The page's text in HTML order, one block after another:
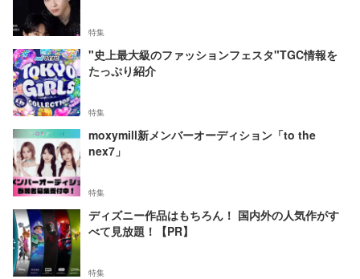
特集
"史上最大級のファッションフェスタ"TGC情報を
たっぷり紹介
特集
moxymill新メンバーオーディション「to the
nex7」
特集
ディズニー作品はもちろん！ 国内外の人気作がす
べて見放題！【PR】
特集